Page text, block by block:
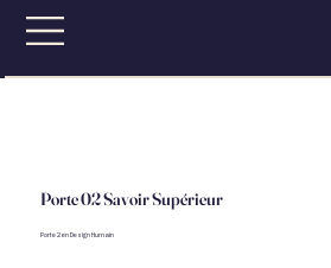
Porte 02 Savoir Supérieur
Porte 2 en Design Humain